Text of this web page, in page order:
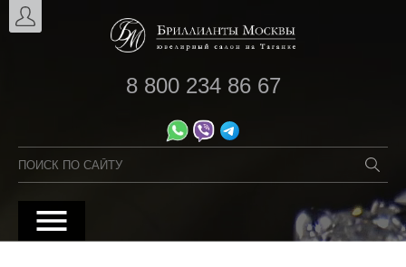
8 800 234 86 67